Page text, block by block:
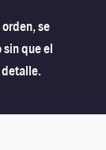
se
que el